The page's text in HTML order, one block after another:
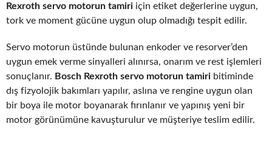
Rexroth servo motorun tamiri için etiket değerlerine uygun,
tork ve moment gücüne uygun olup olmadığı tespit edilir.
Servo motorun üstünde bulunan enkoder ve resorver’den
uygun emek verme sinyalleri alınırsa, onarım ve rest işlemleri
sonuçlanır. Bosch Rexroth servo motorun tamiri bitiminde
dış fizyolojik bakımları yapılır, aslına ve rengine uygun olan
bir boya ile motor boyanarak fırınlanır ve yapınış yeni bir
motor görünümüne kavuşturulur ve müşteriye teslim edilir.